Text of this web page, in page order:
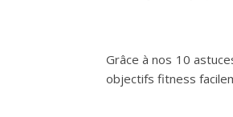
Grâce à nos 10
objectifs fitness